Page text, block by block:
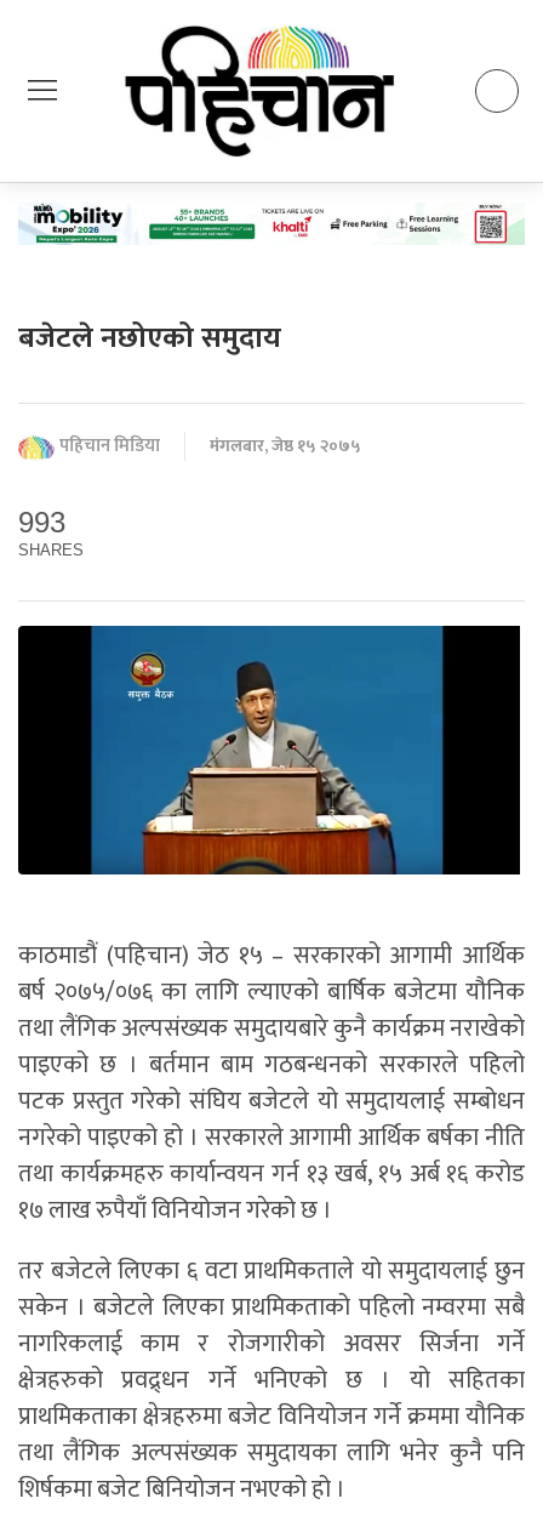
बजेटले नछोएको समुदाय
पहिचान मिडिया मंगलबार, जेष्ठ १५ २०७५
993
SHARES
काठमाडौं (पहिचान) जेठ १५ – सरकारको आगामी आर्थिक
बर्ष २०७५/०७६ का लागि ल्याएको बार्षिक बजेटमा यौनिक
तथा लैंगिक अल्पसंख्यक समुदायबारे कुनै कार्यक्रम नराखेको
पाइएको छ । बर्तमान बाम गठबन्धनको सरकारले पहिलो
पटक प्रस्तुत गरेको संघिय बजेटले यो समुदायलाई सम्बोधन
नगरेको पाइएको हो । सरकारले आगामी आर्थिक बर्षका नीति
तथा कार्यक्रमहरु कार्यान्वयन गर्न १३ खर्ब, १५ अर्ब १६ करोड
१७ लाख रुपैयाँ विनियोजन गरेको छ ।
तर बजेटले लिएका ६ वटा प्राथमिकताले यो समुदायलाई छुन
सकेन । बजेटले लिएका प्राथमिकताको पहिलो नम्वरमा सबै
नागरिकलाई काम र रोजगारीको अवसर सिर्जना गर्ने
क्षेत्रहरुको प्रवद्र्धन गर्ने भनिएको छ । यो सहितका
प्राथमिकताका क्षेत्रहरुमा बजेट विनियोजन गर्ने क्रममा यौनिक
तथा लैंगिक अल्पसंख्यक समुदायका लागि भनेर कुनै पनि
शिर्षकमा बजेट बिनियोजन नभएको हो ।